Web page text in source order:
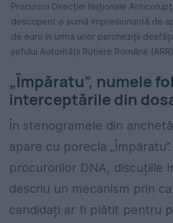
Procurorii Direcției Naționale
descoperit o sumă impresionantă de
de euro în urma unor percheziții
șefului Autorității Rutiere Române
„Împăratu”, numele
interceptările din
În stenogramele din
apare cu porecla
procurorilor DNA, discuțiile
descriu un mecanism prin
candidați ar fi plătit pentru